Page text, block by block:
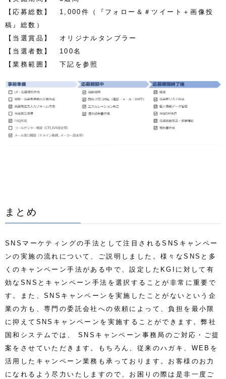
【応募総数】 1,000件（『フォロー＆＃ツイート＋画像投
稿』総数）
【当選賞品】 オリジナルタンブラー
【当選者数】 100名
【業務範囲】 下記を参照
まとめ
SNSマーケティングの手法として注目されるSNSキャンペー
ンの実施の流れについて、ご説明しました。様々なSNSと多
くのキャンペーン手法がある中で、設定したKGIに対して有
効なSNSとキャンペーン手法を選択することが非常に重要で
す。また、SNSキャンペーンを実施したことがないという企
業の方も、専門の委託会社への依頼によって、負担を最小限
に抑えてSNSキャンペーンを実施することができます。弊社
国和システムでは、 SNSキャンペーン事務局のご対応・ご提
案をさせていただきます。もちろん、従来のハガキ、WEBを
活用したキャンペーン業務も承っております。お客様のお力
になれるよう尽力いたしますので、お困りの際は是非一度ご